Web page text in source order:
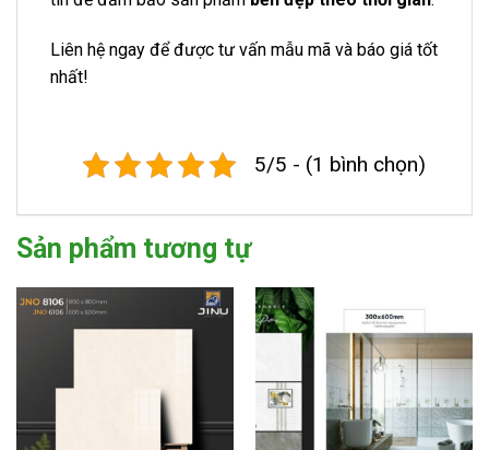
Liên hệ ngay để được tư vấn mẫu mã và báo giá tốt
nhất!
5/5 - (1 bình chọn)
Sản phẩm tương tự